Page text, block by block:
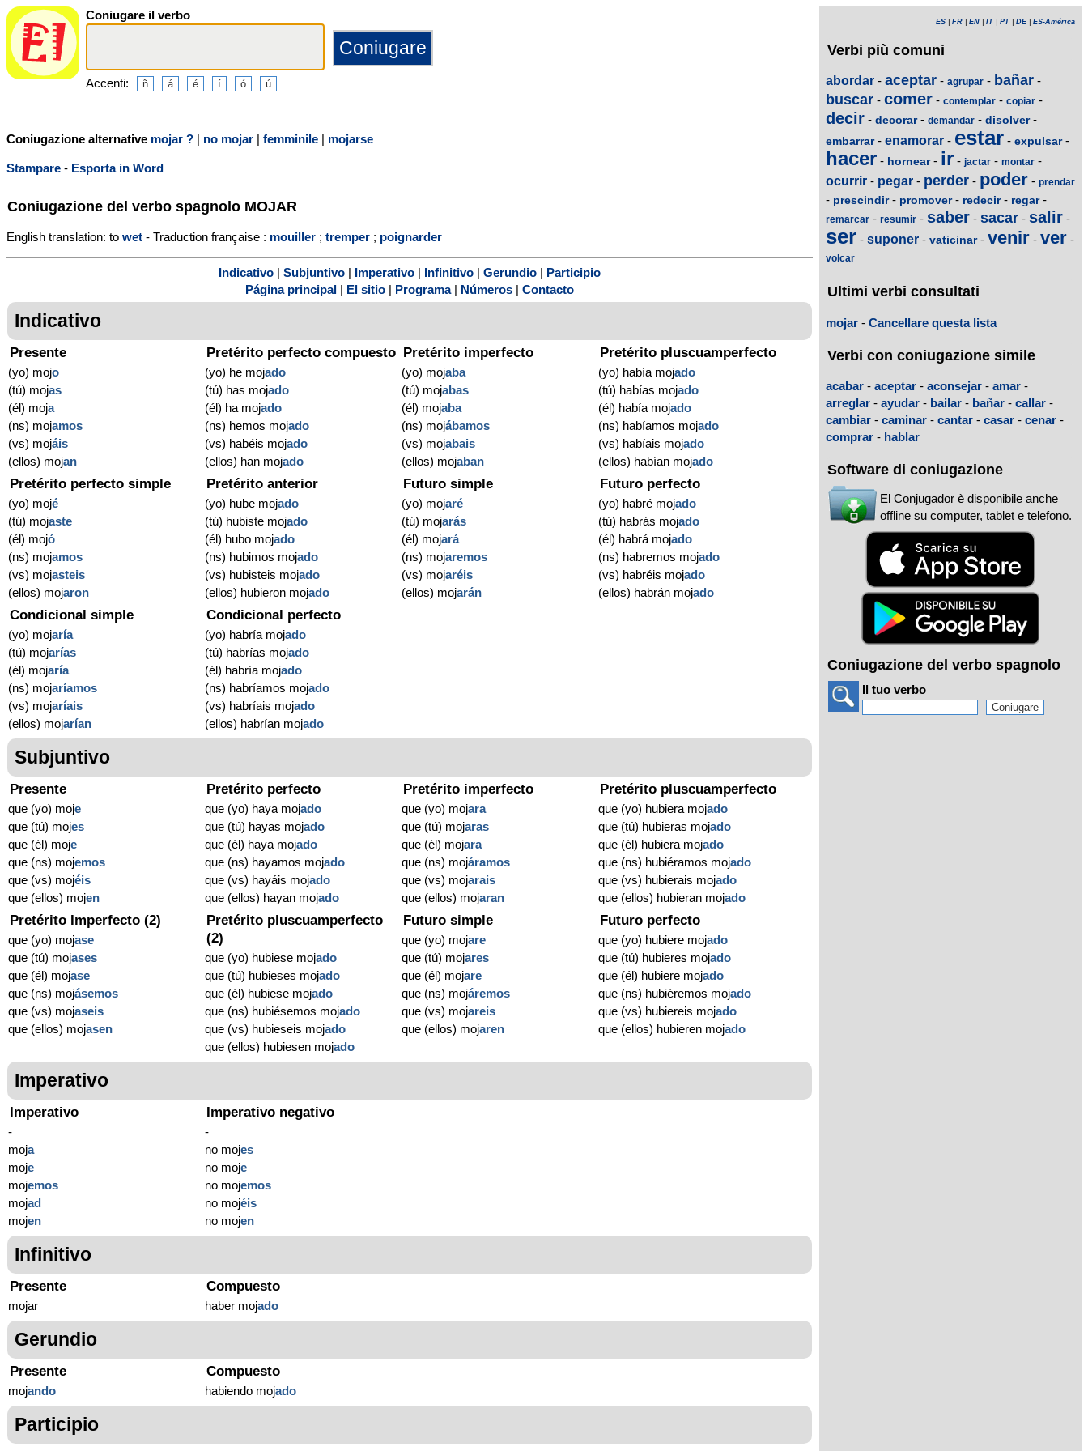
Coniugare il verbo
Accenti:
Coniugazione alternative mojar ? | no mojar | femminile | mojarse
Stampare - Esporta in Word
Coniugazione del verbo spagnolo MOJAR
English translation: to wet - Traduction française : mouiller ; tremper ; poignarder
Indicativo Subjuntivo Imperativo Infinitivo Gerundio
Participio
Página principal
El sitio Programa| Números Contacto
Indicativo
Presente
(yo) mojo
(tú) mojas
(él) moja
(ns) mojamos
(vs) mojáis
(ellos) mojan
Pretérito perfecto compuesto
(yo) he mojado
(tú) has mojado
(él) ha mojado
(ns) hemos mojado
(vs) habéis mojado
(ellos) han mojado
Pretérito imperfecto
(yo) mojaba
(tú) mojabas
(él) mojaba
(ns) mojábamos
(vs) mojabais
(ellos) mojaban
Pretérito pluscuamperfecto
(yo) había mojado
(tú) habías mojado
(él) había mojado
(ns) habíamos mojado
(vs) habíais mojado
(ellos) habían mojado
Pretérito perfecto simple
(yo) mojé
(tú) mojaste
(él) mojó
(ns) mojamos
(vs) mojasteis
(ellos) mojaron
Pretérito anterior
(yo) hube mojado
(tú) hubiste mojado
(él) hubo mojado
(ns) hubimos mojado
(vs) hubisteis mojado
(ellos) hubieron mojado
Futuro simple
(yo) mojaré
(tú) mojarás
(él) mojará
(ns) mojaremos
(vs) mojaréis
(ellos) mojarán
Futuro perfecto
(yo) habré mojado
(tú) habrás mojado
(él) habrá mojado
(ns) habremos mojado
(vs) habréis mojado
(ellos) habrán mojado
Condicional simple
(yo) mojaría
(tú) mojarías
(él) mojaría
(ns) mojaríamos
(vs) mojaríais
(ellos) mojarían
Condicional perfecto
(yo) habría mojado
(tú) habrías mojado
(él) habría mojado
(ns) habríamos mojado
(vs) habríais mojado
(ellos) habrían mojado
Subjuntivo
Presente
que (yo) moje
que (tú) mojes
que (él) moje
que (ns) mojemos
que (vs) mojéis
que (ellos) mojen
Pretérito perfecto
que (yo) haya mojado
que (tú) hayas mojado
que (él) haya mojado
que (ns) hayamos mojado
que (vs) hayáis mojado
que (ellos) hayan mojado
Pretérito imperfecto
que (yo) mojara
que (tú) mojaras
que (él) mojara
que (ns) mojáramos
que (vs) mojarais
que (ellos) mojaran
Pretérito pluscuamperfecto
que (yo) hubiera mojado
que (tú) hubieras mojado
que (él) hubiera mojado
que (ns) hubiéramos mojado
que (vs) hubierais mojado
que (ellos) hubieran mojado
Pretérito Imperfecto (2)
que (yo) mojase
que (tú) mojases
que (él) mojase
que (ns) mojásemos
que (vs) mojaseis
que (ellos) mojasen
Pretérito pluscuamperfecto
(2)
que (yo) hubiese mojado
que (tú) hubieses mojado
que (él) hubiese mojado
que (ns) hubiésemos mojado
que (vs) hubieseis mojado
que (ellos) hubiesen mojado
Futuro simple
que (yo) mojare
que (tú) mojares
que (él) mojare
que (ns) mojáremos
que (vs) mojareis
que (ellos) mojaren
Futuro perfecto
que (yo) hubiere mojado
que (tú) hubieres mojado
que (él) hubiere mojado
que (ns) hubiéremos mojado
que (vs) hubiereis mojado
que (ellos) hubieren mojado
Imperativo
Imperativo
-
moja
moje
mojemos
mojad
mojen
Imperativo negativo
-
no mojes
no moje
no mojemos
no mojéis
no mojen
Infinitivo
Presente
mojar
Compuesto
haber mojado
Gerundio
Presente
mojando
Compuesto
habiendo mojado
Participio
ES FR EN IT PT DE| ES-América
Verbi più comuni
abordar - aceptar - agrupar - bañar -
buscar - comer - contemplar - copiar -
decir - decorar- demandar - disolver-
embarrar- enamorar - estar - expulsar-
hacer - hornear- ir - jactar - montar -
ocurrir - pegar - perder - poder - prendar
- prescindir- promover- redecir- regar-
remarcar - resumir - saber - sacar - salir -
ser - suponer - vaticinar- venir - ver -
volcar
Ultimi verbi consultati
mojar - Cancellare questa lista
Verbi con coniugazione simile
acabar - aceptar - aconsejar - amar -
arreglar - ayudar - bailar - bañar - callar -
cambiar - caminar - cantar - casar - cenar -
comprar - hablar
Software di coniugazione
El Conjugador è disponibile anche
offline su computer, tablet e telefono.
Coniugazione del verbo spagnolo
Il tuo verbo